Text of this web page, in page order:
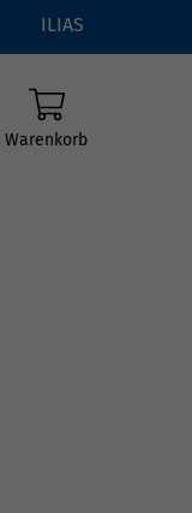
ILIAS
Warenkorb